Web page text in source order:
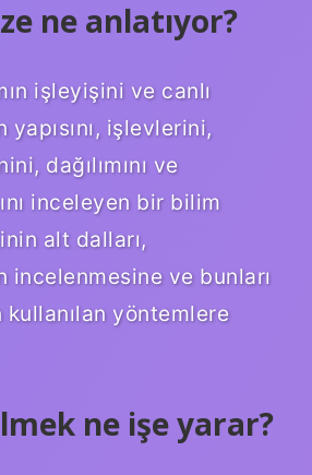
ne anlatıyor?
işleyişini ve canlı
yapısını, işlevlerini,
dağılımını ve
inceleyen bir bilim
alt dalları,
incelenmesine ve bunları
yöntemlere
ne işe yarar?